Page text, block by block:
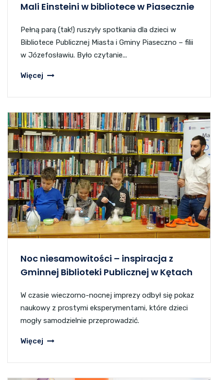
Mali Einsteini w bibliotece w Piasecznie
Pełną parą (tak!) ruszyły spotkania dla dzieci w
Bibliotece Publicznej Miasta i Gminy Piaseczno – filii
w Józefosławiu. Było czytanie...
Więcej
Noc niesamowitości – inspiracja z
Gminnej Biblioteki Publicznej w Kętach
W czasie wieczorno-nocnej imprezy odbył się pokaz
naukowy z prostymi eksperymentami, które dzieci
mogły samodzielnie przeprowadzić.
Więcej